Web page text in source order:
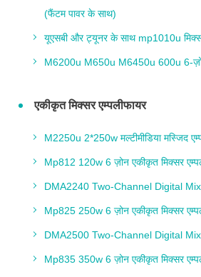
(फैंटम पावर के साथ)
यूएसबी और ट्यूनर के साथ mp1010u
M6200u M650u M6450u 600u 6-
एकीकृत मिक्सर एम्पलीफायर
M2250u 2*250w मल्टीमीडिया मस्जिद
Mp812 120w 6 ज़ोन एकीकृत मिक्सर
DMA2240 Two-Channel Digital
Mp825 250w 6 ज़ोन एकीकृत मिक्सर
DMA2500 Two-Channel Digital
Mp835 350w 6 ज़ोन एकीकृत मिक्सर